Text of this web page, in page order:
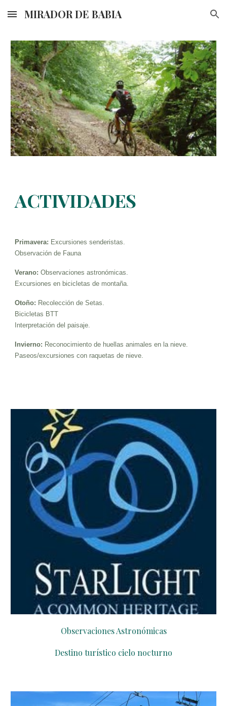
Skip to main content Skip to navigation
MIRADOR DE BABIA
ACTIVIDADES
Primavera: Excursiones senderistas.
Observación de Fauna
Verano: Observaciones astronómicas.
Excursiones en bicicletas de montaña.
Otoño: Recolección de Setas.
Bicicletas BTT
Interpretación del paisaje.
Invierno: Reconocimiento de huellas animales en la nieve.
Paseos/excursiones con raquetas de nieve.
Observaciones Astronómicas
Destino turístico cielo nocturno